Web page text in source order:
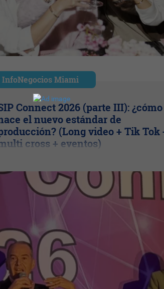
InfoNegocios Miami
Connect 2026 (parte III): ¿cómo
el nuevo estándar de
(Long video + Tik Tok
cross + eventos)